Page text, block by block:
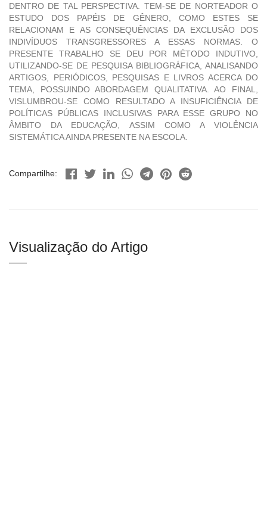
DENTRO DE TAL PERSPECTIVA. TEM-SE DE NORTEADOR O
ESTUDO DOS PAPÉIS DE GÊNERO, COMO ESTES SE
RELACIONAM E AS CONSEQUÊNCIAS DA EXCLUSÃO DOS
INDIVÍDUOS TRANSGRESSORES A ESSAS NORMAS. O
PRESENTE TRABALHO SE DEU POR MÉTODO INDUTIVO,
UTILIZANDO-SE DE PESQUISA BIBLIOGRÁFICA, ANALISANDO
ARTIGOS, PERIÓDICOS, PESQUISAS E LIVROS ACERCA DO
TEMA, POSSUINDO ABORDAGEM QUALITATIVA. AO FINAL,
VISLUMBROU-SE COMO RESULTADO A INSUFICIÊNCIA DE
POLÍTICAS PÚBLICAS INCLUSIVAS PARA ESSE GRUPO NO
ÂMBITO DA EDUCAÇÃO, ASSIM COMO A VIOLÊNCIA
SISTEMÁTICA AINDA PRESENTE NA ESCOLA.
Compartilhe:
Visualização do Artigo